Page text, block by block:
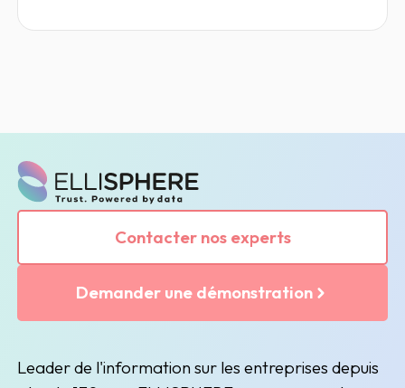
Contacter nos experts
Demander une démonstration
Leader de l'information sur les entreprises depuis